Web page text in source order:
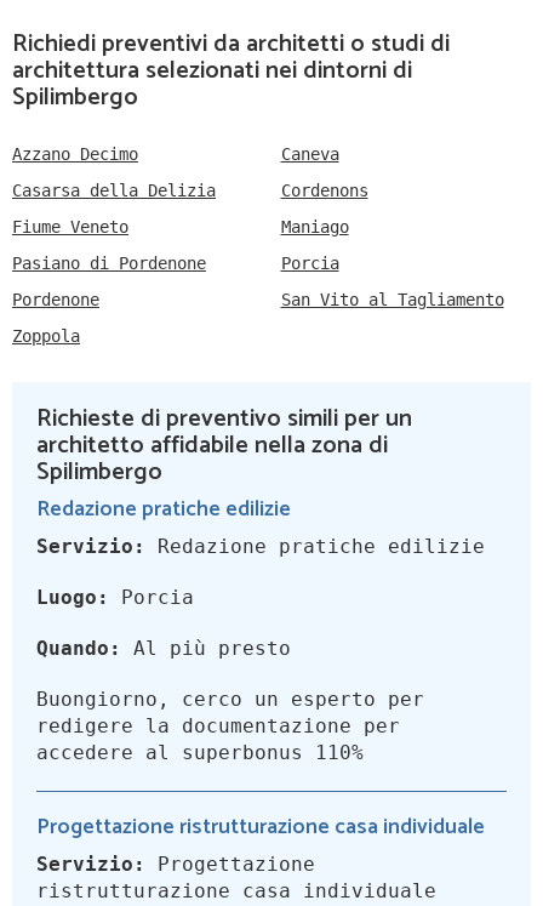
Richiedi preventivi da architetti o studi di
architettura selezionati nei dintorni di
Spilimbergo
Azzano Decimo
Caneva
Casarsa della Delizia
Cordenons
Fiume Veneto
Maniago
Pasiano di Pordenone
Porcia
Pordenone
San Vito al Tagliamento
Zoppola
Richieste di preventivo simili per un
architetto affidabile nella zona di
Spilimbergo
Redazione pratiche edilizie
Servizio: Redazione pratiche edilizie
Luogo: Porcia
Quando: Al più presto
Buongiorno, cerco un esperto per
redigere la documentazione per
accedere al superbonus 110%
Progettazione ristrutturazione casa individuale
Servizio:
Progettazione
ristrutturazione casa individuale